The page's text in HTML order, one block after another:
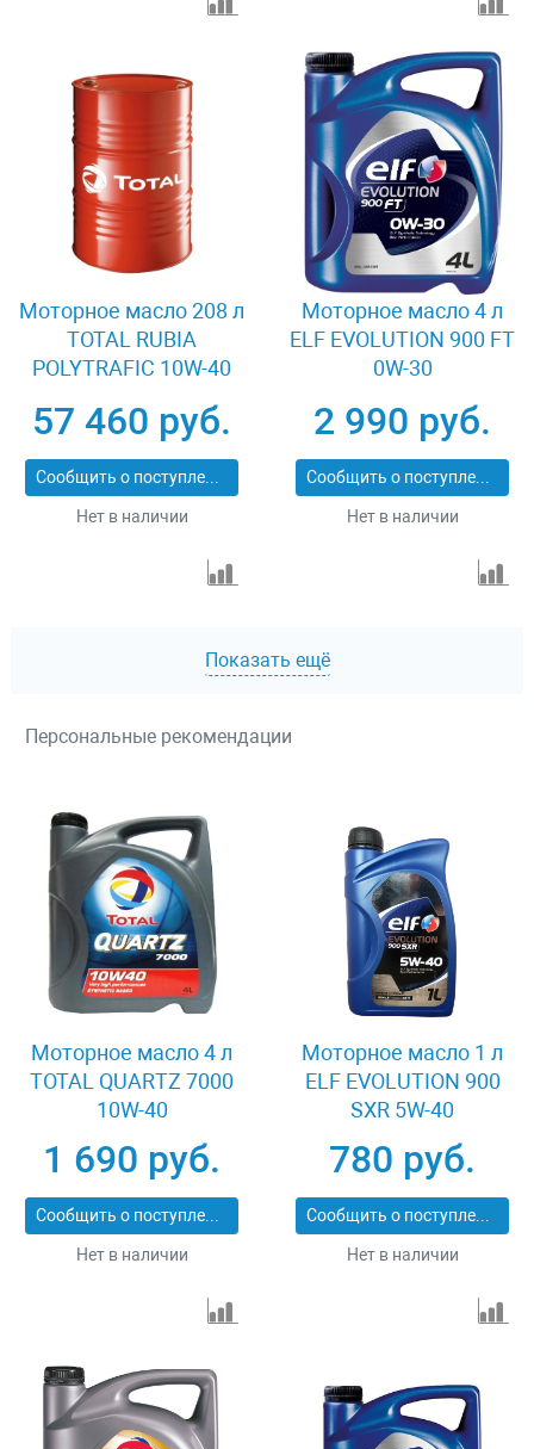
Моторное масло 208 л
TOTAL RUBIA
POLYTRAFIC 10W-40
57 460 руб.
Сообщить о поступлении
Нет в наличии
Моторное масло 4 л
ELF EVOLUTION 900 FT
0W-30
2 990 руб.
Сообщить о поступлении
Нет в наличии
Показать ещё
Персональные рекомендации
Моторное масло 4 л
TOTAL QUARTZ 7000
10W-40
1 690 руб.
Сообщить о поступлении
Нет в наличии
Моторное масло 1 л
ELF EVOLUTION 900
SXR 5W-40
780 руб.
Сообщить о поступлении
Нет в наличии